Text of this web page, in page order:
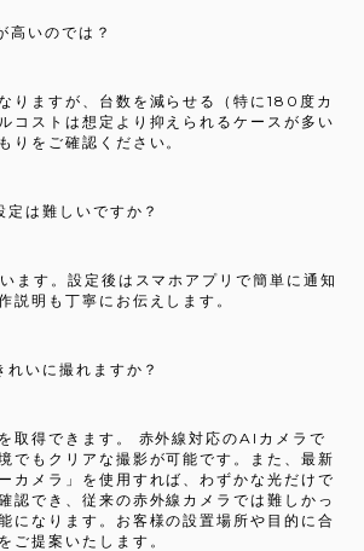
いのでは？
りますが、台数を減らせる（特に180度カ
コストは想定より抑えられるケースが多い
りをご確認ください。
は難しいですか？
ます。設定後はスマホアプリで簡単に通知
説明も丁寧にお伝えします。
いに撮れますか？
取得できます。 赤外線対応のAIカメラで
でもクリアな撮影が可能です。また、最新
カメラ」を使用すれば、わずかな光だけで
認でき、従来の赤外線カメラでは難しかっ
になります。お客様の設置場所や目的に合
ご提案いたします。